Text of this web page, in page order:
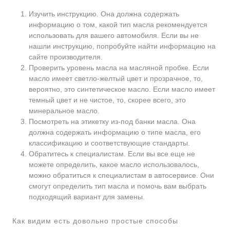
Изучить инструкцию. Она должна содержать
информацию о том, какой тип масла рекомендуется
использовать для вашего автомобиля. Если вы не
нашли инструкцию, попробуйте найти информацию на
сайте производителя.
Проверить уровень масла на масляной пробке. Если
масло имеет светло-желтый цвет и прозрачное, то,
вероятно, это синтетическое масло. Если масло имеет
темный цвет и не чистое, то, скорее всего, это
минеральное масло.
Посмотреть на этикетку из-под банки масла. Она
должна содержать информацию о типе масла, его
классификацию и соответствующие стандарты.
Обратитесь к специалистам. Если вы все еще не
можете определить, какое масло использовалось,
можно обратиться к специалистам в автосервисе. Они
смогут определить тип масла и помочь вам выбрать
подходящий вариант для замены.
Как видим есть довольно простые способы